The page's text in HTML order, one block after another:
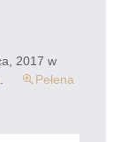
2017 w
Pełena